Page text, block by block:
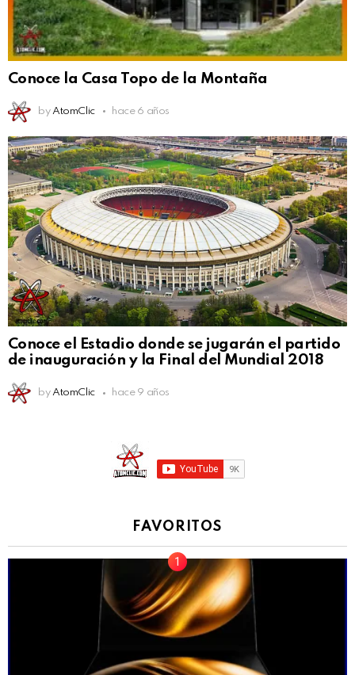
Conoce la Casa Topo de la Montaña
by AtomClic hace 6 años
Conoce el Estadio donde se jugarán el partido
de inauguración y la Final del Mundial 2018
by AtomClic hace 9 años
FAVORITOS